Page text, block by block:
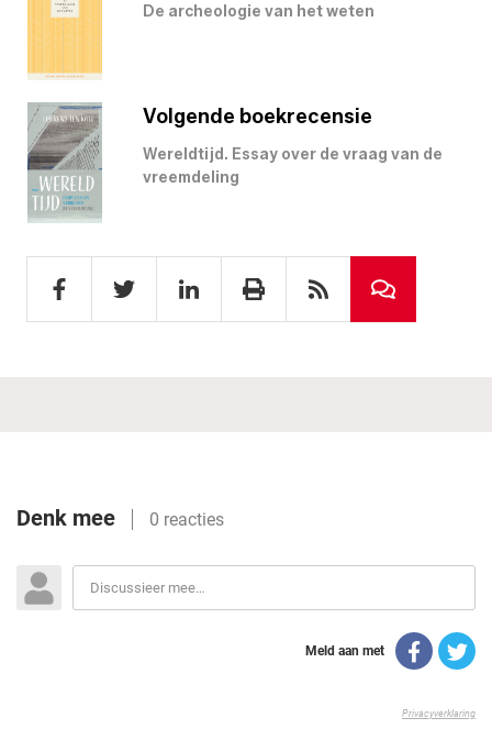
De archeologie van het weten
Volgende boekrecensie
Wereldtijd. Essay over de vraag van de
vreemdeling